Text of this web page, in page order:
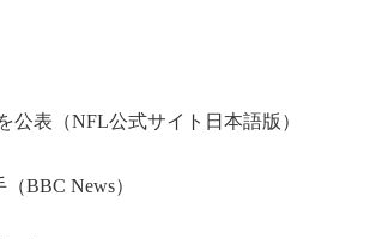
表（NFL公式サイト日本語版）
BBC News）